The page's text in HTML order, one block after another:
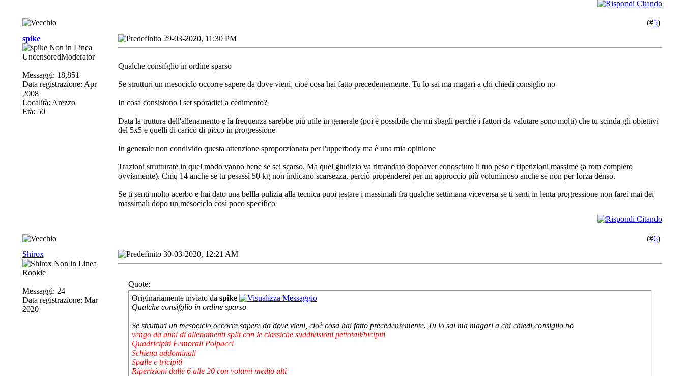
(#5)
spike
UncensoredModerator
Messaggi: 18,851
Data registrazione: Apr
2008
Località: Arezzo
Età: 50
29-03-2020, 11:30 PM
Qualche consifglio in ordine sparso
Se strutturi un mesociclo occorre sapere da dove vieni, cioè cosa hai fatto precedentemente. Tu lo sai ma magari a chi chiedi consiglio no
In cosa consistono i set sporadici a cedimento?
Data la truttura dell'allenamento e la frequenza sarebbe più utile in generale (poi è possibile che mi sbagli perché i fattori da valutare sono molti) che tu scinda gli obiettivi
del 5x5 e quelli di carico di picco in progressione
In generale non condivido questa attenzione sproporzionata per l'upperbody ma è una mia opinione
Trazioni strutturate in quel modo vanno bene se sei scarso. Ma quel giudizio va rimandato dopoaver conosciuto il tuo peso e ripetizioni massime (a rom completo
ovviamente). Cmq 14 anche se tu pesassi 50 kg non indicano scarsezza, perciò propenderei per un approccio più voluminoso anche se non per forza denso.
Se ti senti molto acerbo e hai dato una bellla pulizia alla tecnica puoi testare i massimali fra qualche settimana viceversa se ti senti in lenta progressione non farei mai dei
massimali dopo un mesociclo così poco specifico
(#6)
Shirox
Rookie
Messaggi: 24
Data registrazione: Mar
2020
30-03-2020, 12:21 AM
Quote:
Originariamente inviato da spike
Qualche consifglio in ordine sparso
Se strutturi un mesociclo occorre sapere da dove vieni, cioè cosa hai fatto precedentemente. Tu lo sai ma magari a chi chiedi consiglio no
vengo da anni di allenamenti split con le classiche suddivisioni pettotali/bicipiti
Quadricipiti Femorali Polpacci
Schiena addominali
Spalle e tricipiti
Riperizioni dalle 6 alle 20 con volumi medio alti